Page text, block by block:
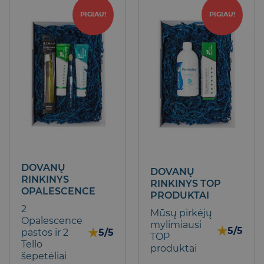
PIGIAU!
DOVANŲ
RINKINYS
OPALESCENCE
2
Opalescence
pastos ir 2
Tello
šepetėliai
★5/5
PIGIAU!
DOVANŲ
RINKINYS TOP
PRODUKTAI
Mūsų pirkėjų
mylimiausi
TOP
produktai
★5/5